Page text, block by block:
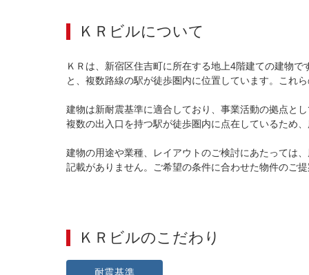
ＫＲビルについて
ＫＲは、新宿区住吉町に所在する地上4階建ての建物
と、複数路線の駅が徒歩圏内に位置しています。これ
建物は新耐震基準に適合しており、事業活動の拠点と
複数の出入口を持つ駅が徒歩圏内に点在しているため
建物の用途や業種、レイアウトのご検討にあたっては
記載がありません。ご希望の条件に合わせた物件のご
ＫＲビルのこだわり
耐震基準